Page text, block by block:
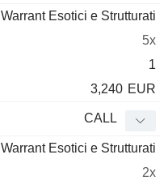
Warrant Esotici e Strutturati
5x
1
3,240 EUR
CALL
Warrant Esotici e Strutturati
2x